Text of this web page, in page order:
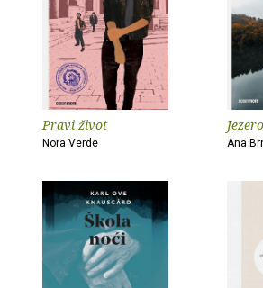
Pravi život
Nora Verde
Jezero
Ana